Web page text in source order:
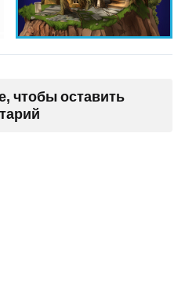
чтобы оставить